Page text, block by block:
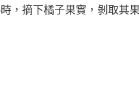
，摘下橘子果實，剝取其